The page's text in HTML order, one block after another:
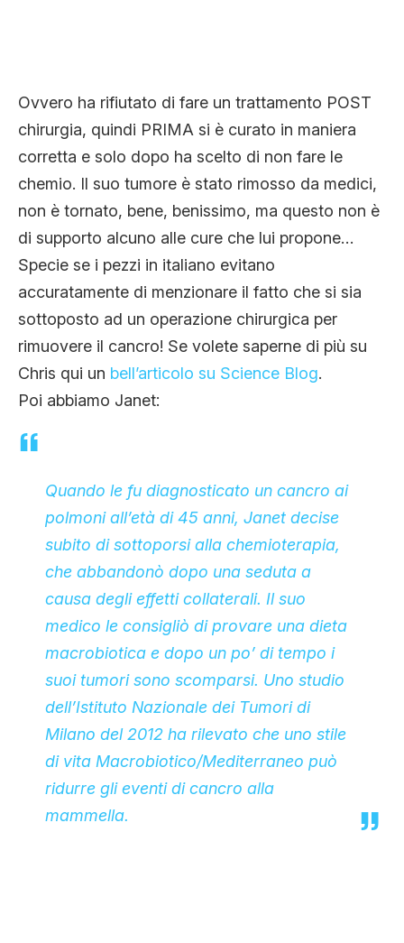
Ovvero ha rifiutato di fare un trattamento POST
chirurgia, quindi PRIMA si è curato in maniera
corretta e solo dopo ha scelto di non fare le
chemio. Il suo tumore è stato rimosso da medici,
non è tornato, bene, benissimo, ma questo non è
di supporto alcuno alle cure che lui propone…
Specie se i pezzi in italiano evitano
accuratamente di menzionare il fatto che si sia
sottoposto ad un operazione chirurgica per
rimuovere il cancro! Se volete saperne di più su
Chris qui un bell’articolo su Science Blog.
Poi abbiamo Janet:
Quando le fu diagnosticato un cancro ai
polmoni all’età di 45 anni, Janet decise
subito di sottoporsi alla chemioterapia,
che abbandonò dopo una seduta a
causa degli effetti collaterali. Il suo
medico le consigliò di provare una dieta
macrobiotica e dopo un po’ di tempo i
suoi tumori sono scomparsi. Uno studio
dell’Istituto Nazionale dei Tumori di
Milano del 2012 ha rilevato che uno stile
di vita Macrobiotico/Mediterraneo può
ridurre gli eventi di cancro alla
mammella.